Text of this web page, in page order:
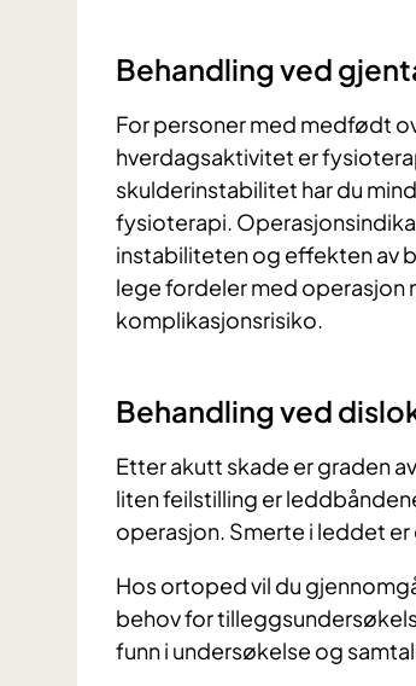
Behandling ved
For personer med medfødt
hverdagsaktivitet er
skulderinstabilitet har du
fysioterapi.
instabiliteten og effekten av
lege fordeler med operasjon
komplikasjonsrisiko.
Behandling ved
Etter akutt skade er graden
liten feilstilling er
operasjon. Smerte i leddet
Hos ortoped vil du
behov for
funn i undersøkelse og